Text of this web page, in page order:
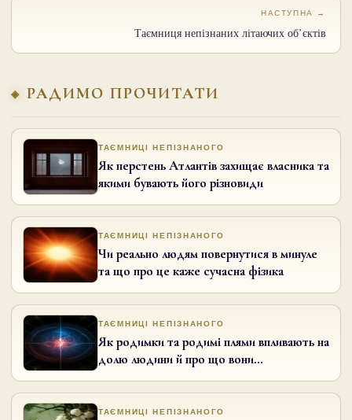
НАСТУПНА →
Таємниця непізнаних літаючих об’єктів
РАДИМО ПРОЧИТАТИ
ТАЄМНИЦІ НЕПІЗНАНОГО
Як перстень Атлантів захищає власника та
якими бувають його різновиди
ТАЄМНИЦІ НЕПІЗНАНОГО
Чи реально людям повернутися в минуле
та що про це каже сучасна фізика
ТАЄМНИЦІ НЕПІЗНАНОГО
Як родимки та родимі плями впливають на
долю людини й про що вони
ТАЄМНИЦІ НЕПІЗНАНОГО